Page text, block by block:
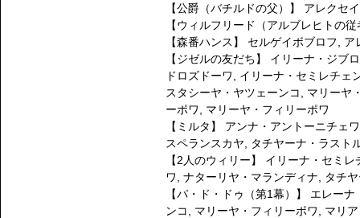
【公爵（バチルドの父）】 アレクセ
【ウィルフリード（アルブレヒトの
【森番ハンス】 セルゲイボブロフ
ア
【ジゼルの友だち】 イリーナ・ジブ
ドロズドーワ
イリーナ・セミレチェ
スタシーヤ・ヤツェーンコ
マリーヤ
ーポワ
マリーヤ・フィリーポワ
【ミルタ】 アンナ・アントーニチェワ
スペランスカヤ
タチヤーナ・ラスト
【2人のウィリー】 イリーナ・セミレ
ワ
,ナターリヤ・マランディナ
タチ
【パ・ド・ドゥ（第1幕）】 エレーナ
ンコ
マリーヤ・フィリーポワ
マリ